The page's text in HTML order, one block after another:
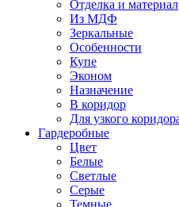
Отделка и материал
Из МДФ
Зеркальные
Особенности
Купе
Эконом
Назначение
В коридор
Для узкого
Гардеробные
Цвет
Белые
Светлые
Серые
Темные